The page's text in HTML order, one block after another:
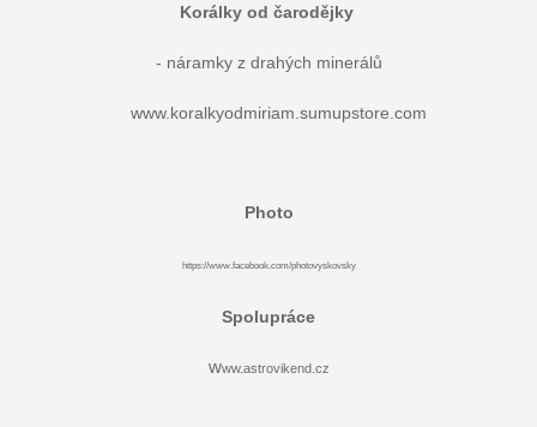
Korálky od čarodějky
- náramky z drahých minerálů
www.koralkyodmiriam.sumupstore.com
Photo
https://www.facebook.com/photovyskovsky
Spolupráce
www.astrovikend.cz